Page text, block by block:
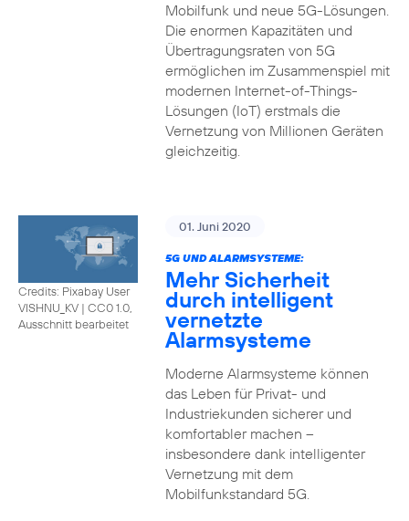
Mobilfunk und neue 5G-Lösungen.
Die enormen Kapazitäten und
Übertragungsraten von 5G
ermöglichen im Zusammenspiel mit
modernen Internet-of-Things-
Lösungen (IoT) erstmals die
Vernetzung von Millionen Geräten
gleichzeitig.
Credits: Pixabay User
VISHNU_KV | CC0 1.0,
Ausschnitt bearbeitet
01. Juni 2020
5G UND ALARMSYSTEME:
Mehr Sicherheit
durch intelligent
vernetzte
Alarmsysteme
Moderne Alarmsysteme können
das Leben für Privat- und
Industriekunden sicherer und
komfortabler machen –
insbesondere dank intelligenter
Vernetzung mit dem
Mobilfunkstandard 5G.